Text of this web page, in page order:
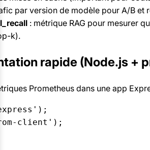
par version de modèle pour A/B et
: métrique RAG pour mesurer
k).
rapide (Node.js +
Prometheus dans une app
client');